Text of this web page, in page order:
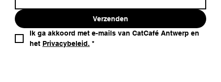
Verzenden
Ik ga akkoord met e-mails van CatCafé Antwerp en
het Privacybeleid. *